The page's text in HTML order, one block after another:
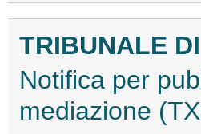
TRIBUNALE
Notifica per
mediazione